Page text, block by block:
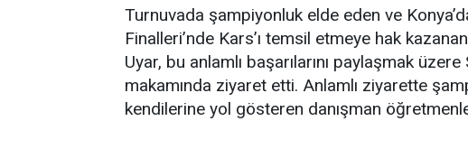
Turnuvada şampiyonluk elde eden ve
Finalleri’nde Kars’ı temsil etmeye hak
Uyar, bu anlamlı başarılarını paylaşmak
makamında ziyaret etti. Anlamlı ziyarette
kendilerine yol gösteren danışman